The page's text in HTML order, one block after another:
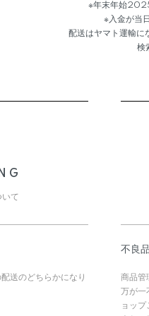
※年末年始
※入金が当
配送はヤマト運輸に
検
いて
送のどちらかになり
不良品
商品管
万が一
ョップ